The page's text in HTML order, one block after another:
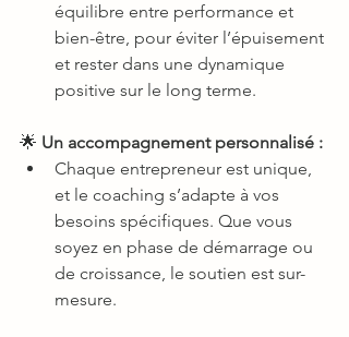
équilibre entre performance et
bien-être, pour éviter l’épuisement
et rester dans une dynamique
positive sur le long terme.
🌟 Un accompagnement personnalisé :
Chaque entrepreneur est unique,
et le coaching s’adapte à vos
besoins spécifiques. Que vous
soyez en phase de démarrage ou
de croissance, le soutien est sur-
mesure.